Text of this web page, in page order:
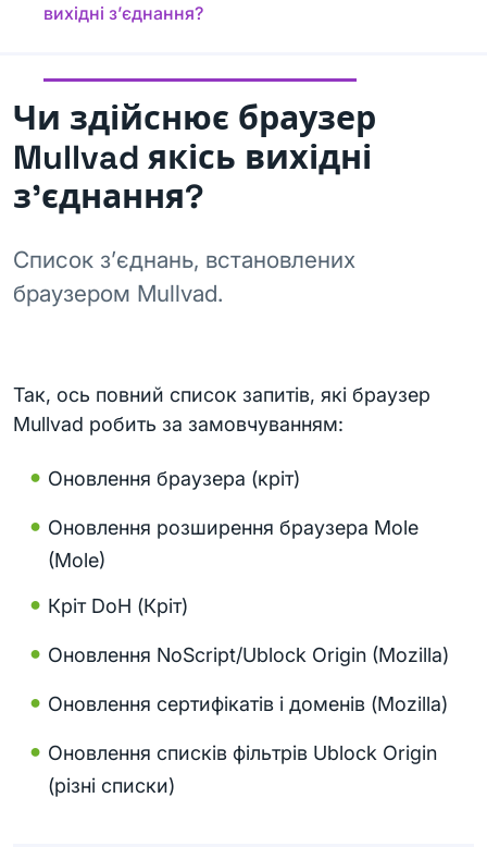
вихідні з’єднання?
Чи здійснює браузер
Mullvad якісь вихідні
з’єднання?
Список з’єднань, встановлених
браузером Mullvad.
Так, ось повний список запитів, які браузер
Mullvad робить за замовчуванням:
Оновлення браузера (кріт)
Оновлення розширення браузера Mole
(Mole)
Кріт DoH (Кріт)
Оновлення NoScript/Ublock Origin (Mozilla)
Оновлення сертифікатів і доменів (Mozilla)
Оновлення списків фільтрів Ublock Origin
(різні списки)